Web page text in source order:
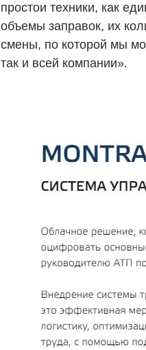
простои техники, как
объемы заправок, их
смены, по которой мы
так и всей компании».